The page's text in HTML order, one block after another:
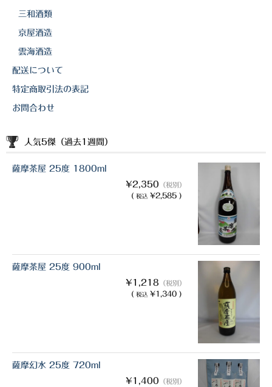
三和酒類
京屋酒造
雲海酒造
配送について
特定商取引法の表記
お問合わせ
人気5傑（過去1週間）
薩摩茶屋 25度 1800ml
¥2,350 （税別）
( 税込 ¥2,585 )
薩摩茶屋 25度 900ml
¥1,218 （税別）
( 税込 ¥1,340 )
薩摩幻水 25度 720ml
¥1,400 （税別）